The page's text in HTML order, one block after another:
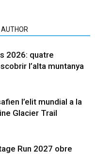
2026: quatre
l’alta muntanya
l’elit mundial a la
Glacier Trail
Run 2027 obre